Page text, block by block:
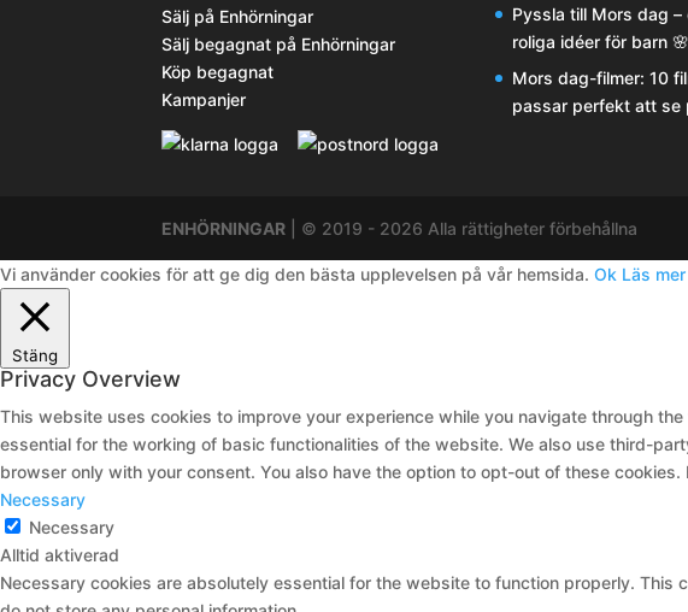
Sälj på Enhörningar
Sälj begagnat på Enhörningar
Köp begagnat
Kampanjer
Pyssla till Mors dag –
roliga idéer för barn
Mors dag-filmer: 10
passar perfekt att se
ENHÖRNINGAR | © 2019 - 2026 Alla rättigheter förbehållna
Vi använder cookies för att ge dig den bästa upplevelsen på vår hemsida. Ok Läs mer
Stäng
Privacy Overview
This website uses cookies to improve your experience while you navigate through
essential for the working of basic functionalities of the website. We also use third-
browser only with your consent. You also have the option to opt-out of these
Necessary
Necessary
Alltid aktiverad
Necessary cookies are absolutely essential for the website to function properly.